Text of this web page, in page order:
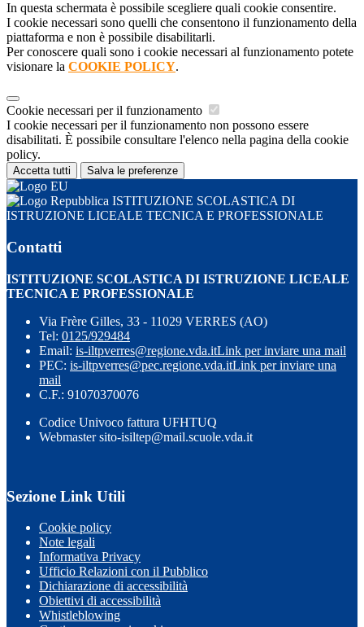
In questa schermata è possibile scegliere quali cookie consentire.
I cookie necessari sono quelli che consentono il funzionamento della
piattaforma e non è possibile disabilitarli.
Per conoscere quali sono i cookie necessari al funzionamento potete
visionare la COOKIE POLICY.
Cookie necessari per il funzionamento
I cookie necessari per il funzionamento non possono essere
disabilitati. È possibile consultare l'elenco nella pagina della cookie
policy.
Accetta tutti Salva le preferenze
ISTITUZIONE SCOLASTICA DI
ISTRUZIONE LICEALE TECNICA E PROFESSIONALE
Contatti
ISTITUZIONE SCOLASTICA DI ISTRUZIONE LICEALE
TECNICA E PROFESSIONALE
Via Frère Gilles, 33 - 11029 VERRES (AO)
Tel: 0125/929484
Email: is-iltpverres@regione.vda.itLink per inviare una mail
PEC: is-iltpverres@pec.regione.vda.itLink per inviare una
mail
C.F.: 91070370076
Codice Univoco fattura UFHTUQ
Webmaster sito-isiltep@mail.scuole.vda.it
Sezione Link Utili
Cookie policy
Note legali
Informativa Privacy
Ufficio Relazioni con il Pubblico
Dichiarazione di accessibilità
Obiettivi di accessibilità
Whistleblowing